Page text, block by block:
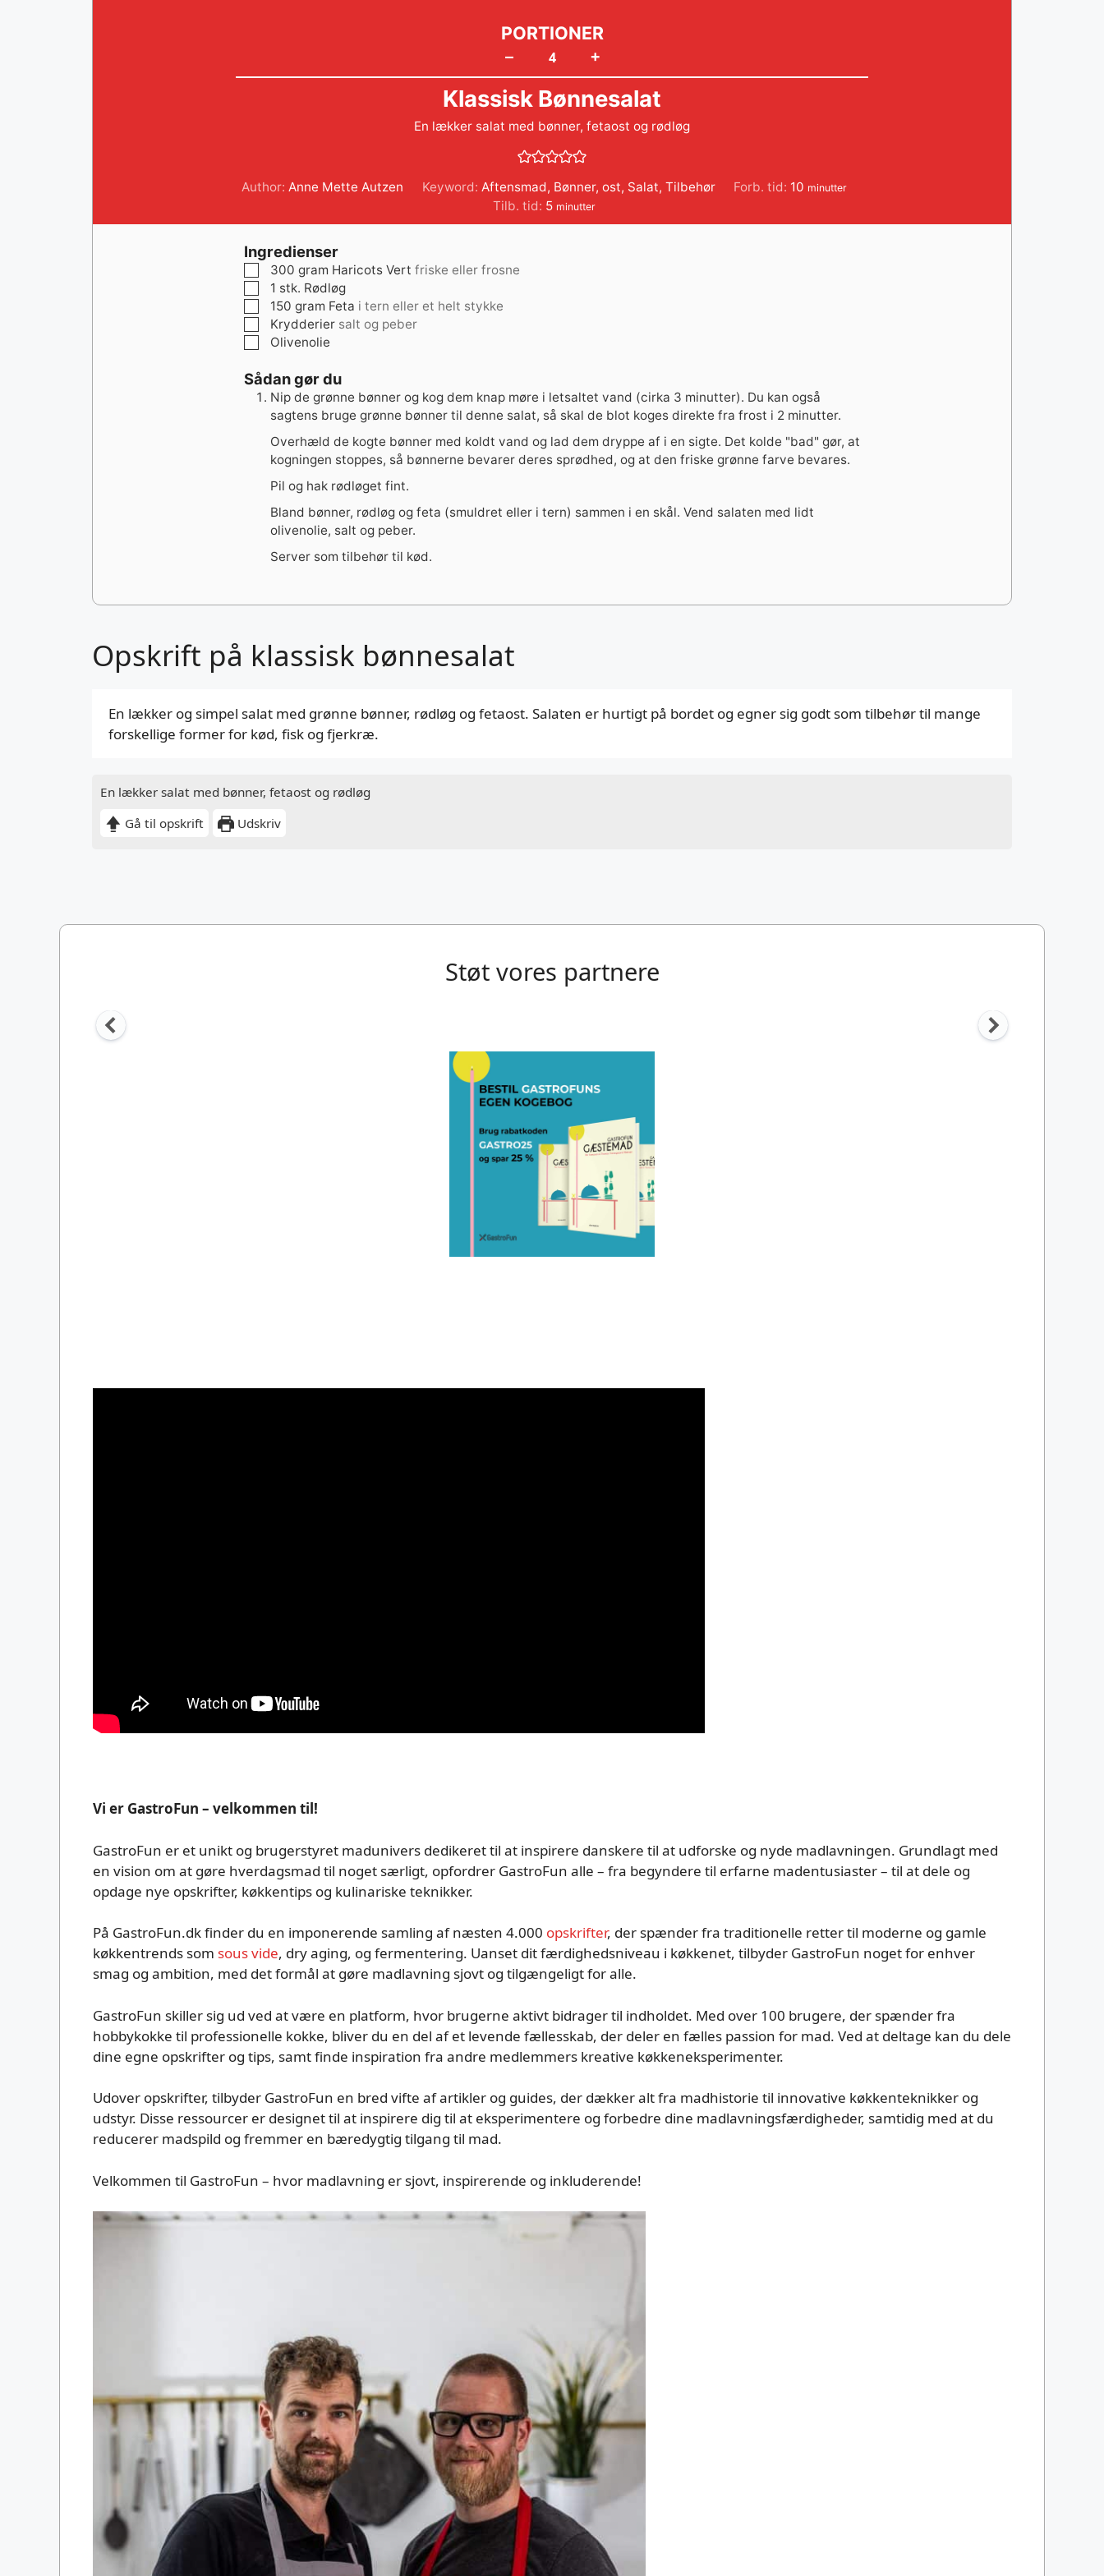
En lækker salat med bønner, fetaost og rødløg
Gå til opskrift
Udskriv
Opskrift på klassisk bønnesalat
En lækker og simpel salat med grønne bønner, rødløg og fetaost. Salaten er hurtigt på bordet og egner sig godt som tilbehør til mange
forskellige former for kød, fisk og fjerkræ.
– +
PORTIONER
Klassisk Bønnesalat
En lækker salat med bønner, fetaost og rødløg
Author:Anne Mette Autzen Keyword: Aftensmad, Bønner, ost, Salat, Tilbehør Forb. tid: 10 minutter
minutter
Tilb. tid: 5minutter
minutter
Ingredienser
▢
300 gram Haricots Vert friske eller frosne
▢1 stk. Rødløg
▢150 gram Feta i tern eller et helt stykke
▢
Krydderier salt og peber
▢
Olivenolie
Sådan gør du
Nip de grønne bønner og kog dem knap møre i letsaltet vand (cirka 3 minutter). Du kan også
sagtens bruge grønne bønner til denne salat, så skal de blot koges direkte fra frost i 2 minutter.
Overhæld de kogte bønner med koldt vand og lad dem dryppe af i en sigte. Det kolde "bad" gør, at
kogningen stoppes, så bønnerne bevarer deres sprødhed, og at den friske grønne farve bevares.
Pil og hak rødløget fint.
Bland bønner, rødløg og feta (smuldret eller i tern) sammen i en skål. Vend salaten med lidt
olivenolie, salt og peber.
Server som tilbehør til kød.
Støt vores partnere
Vi er GastroFun – velkommen til!
GastroFun er et unikt og brugerstyret madunivers dedikeret til at inspirere danskere til at udforske og nyde madlavningen. Grundlagt med
en vision om at gøre hverdagsmad til noget særligt, opfordrer GastroFun alle – fra begyndere til erfarne madentusiaster – til at dele og
opdage nye opskrifter, køkkentips og kulinariske teknikker.
På GastroFun.dk finder du en imponerende samling af næsten 4.000 opskrifter, der spænder fra traditionelle retter til moderne og gamle
køkkentrends som sous vide, dry aging, og fermentering. Uanset dit færdighedsniveau i køkkenet, tilbyder GastroFun noget for enhver
smag og ambition, med det formål at gøre madlavning sjovt og tilgængeligt for alle.
GastroFun skiller sig ud ved at være en platform, hvor brugerne aktivt bidrager til indholdet. Med over 100 brugere, der spænder fra
hobbykokke til professionelle kokke, bliver du en del af et levende fællesskab, der deler en fælles passion for mad. Ved at deltage kan du dele
dine egne opskrifter og tips, samt finde inspiration fra andre medlemmers kreative køkkeneksperimenter.
Udover opskrifter, tilbyder GastroFun en bred vifte af artikler og guides, der dækker alt fra madhistorie til innovative køkkenteknikker og
udstyr. Disse ressourcer er designet til at inspirere dig til at eksperimentere og forbedre dine madlavningsfærdigheder, samtidig med at du
reducerer madspild og fremmer en bæredygtig tilgang til mad.
Velkommen til GastroFun – hvor madlavning er sjovt, inspirerende og inkluderende!